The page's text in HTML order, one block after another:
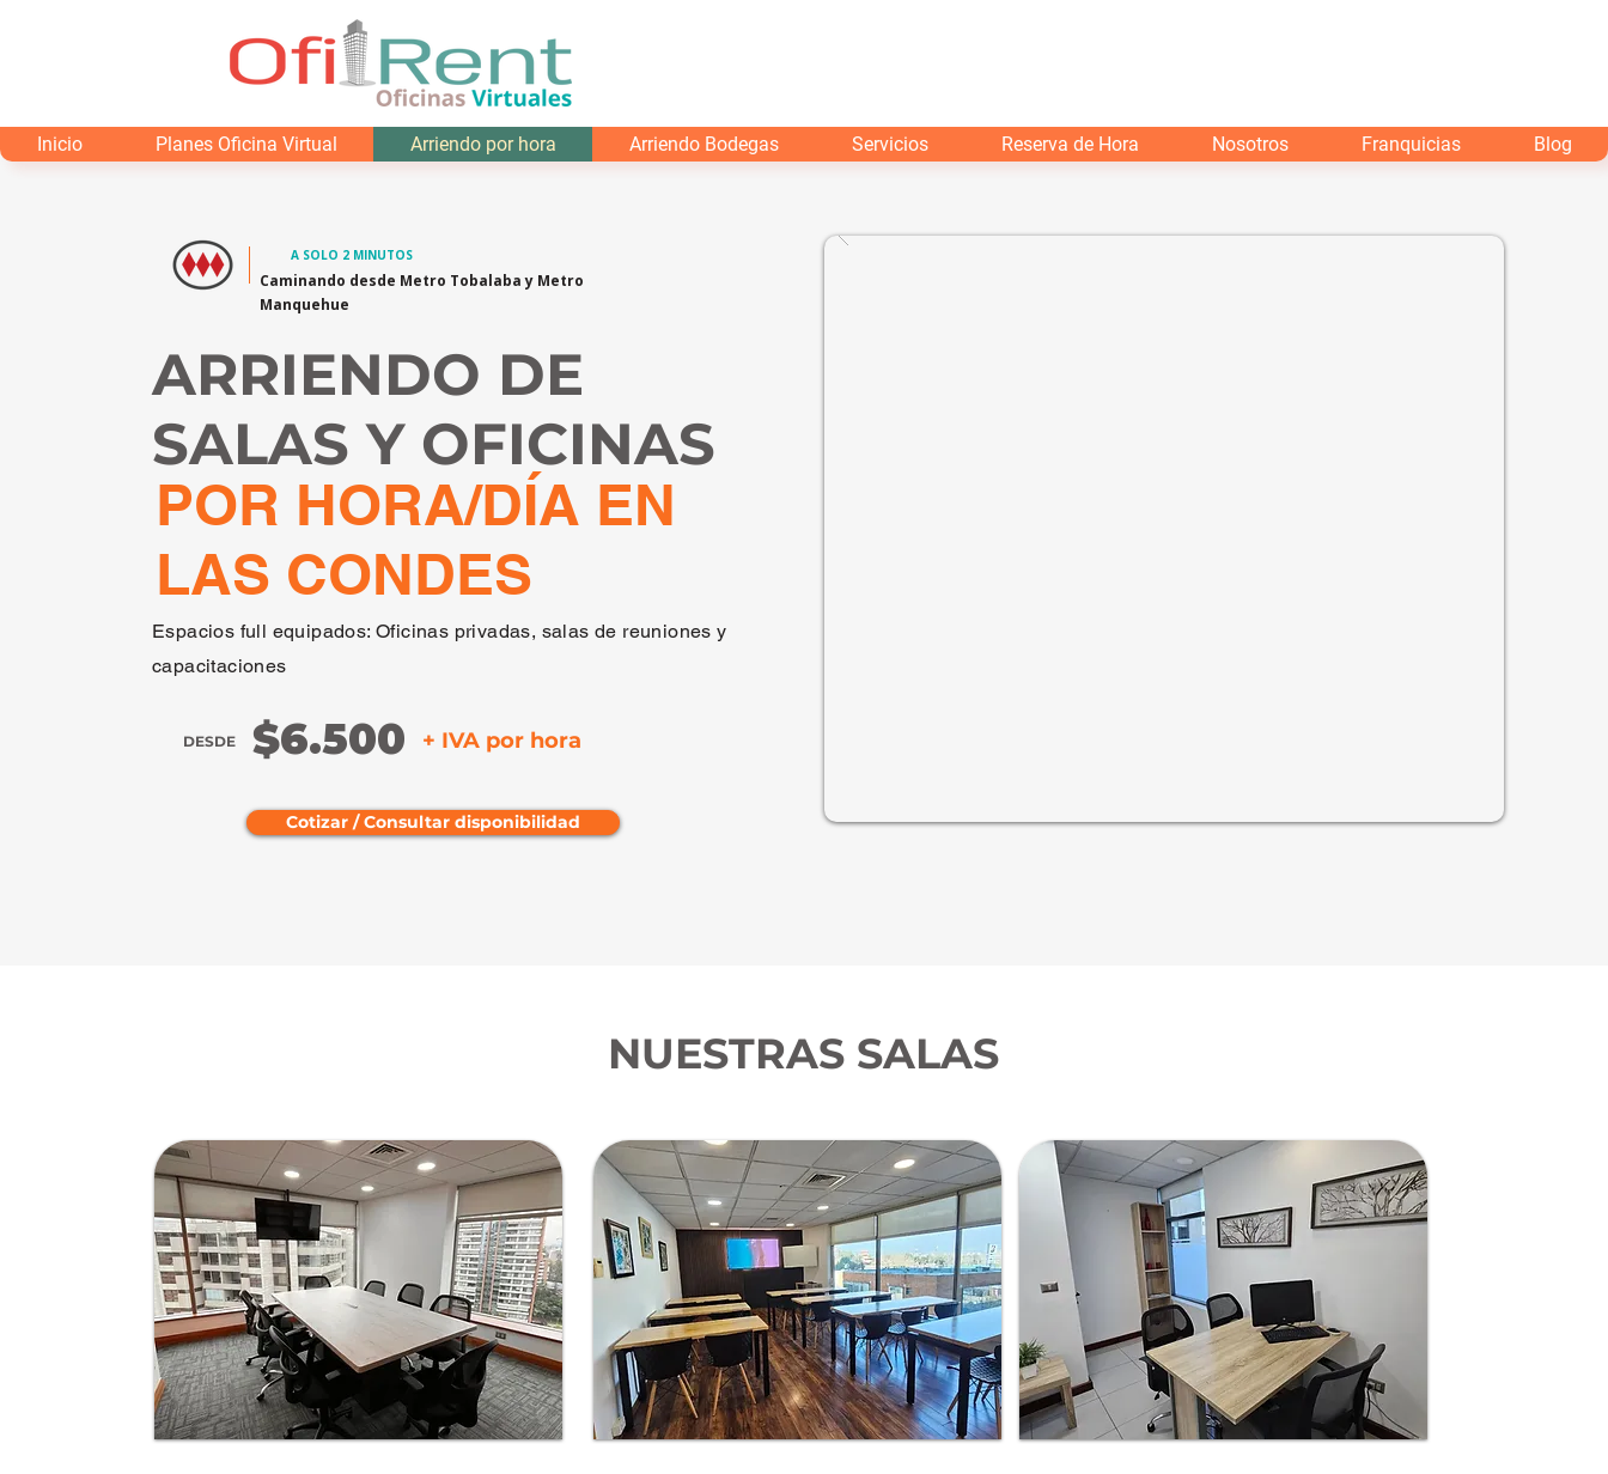
A SOLO 2 MINUTOS
Caminando desde Metro Tobalaba y Metro
Manquehue
ARRIENDO DE
SALAS Y OFICINAS
POR HORA/DÍA EN
LAS CONDES
Espacios full equipados: Oficinas privadas, salas de reuniones y
capacitaciones
DESDE $6.500 + IVA por hora
Cotizar / Consultar disponibilidad
NUESTRAS SALAS
Inicio Planes Oficina Virtual Arriendo por hora Arriendo Bodegas Servicios Reserva de Hora Nosotros Franquicias Blog